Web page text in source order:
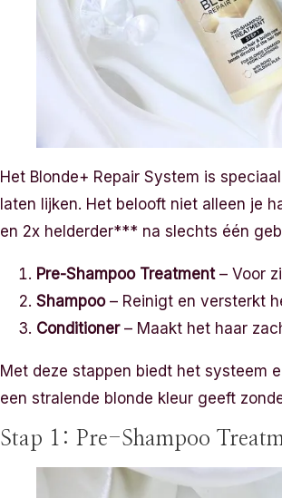
Het Blonde+ Repair System is
laten lijken. Het belooft niet alleen je
en 2x helderder*** na slechts één
Pre-Shampoo Treatment– Voor
Shampoo– Reinigt en versterkt
Conditioner– Maakt het haar
Met deze stappen biedt het systeem
een stralende blonde kleur geeft
Stap 1: Pre-Shampoo